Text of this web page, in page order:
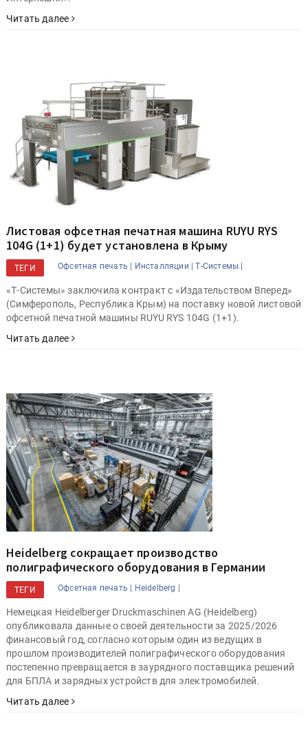
Читать далее
Листовая офсетная печатная машина RUYU RYS
104G (1+1) будет установлена в Крыму
ТЕГИ Офсетная печать | Инсталляции | Т-Системы |
«Т-Системы» заключила контракт с «Издательством Вперед»
(Симферополь, Республика Крым) на поставку новой листовой
офсетной печатной машины RUYU RYS 104G (1+1).
Читать далее
Heidelberg сокращает производство
полиграфического оборудования в Германии
ТЕГИ Офсетная печать | Heidelberg |
Немецкая Heidelberger Druckmaschinen AG (Heidelberg)
опубликовала данные о своей деятельности за 2025/2026
финансовый год, согласно которым один из ведущих в
прошлом производителей полиграфического оборудования
постепенно превращается в заурядного поставщика решений
для БПЛА и зарядных устройств для электромобилей.
Читать далее